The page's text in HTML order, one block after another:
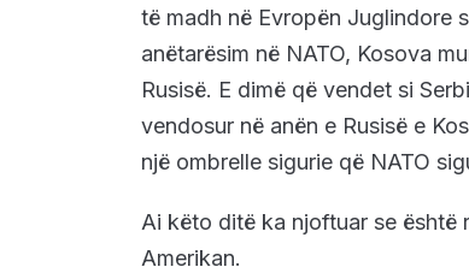
të madh në Evropën Juglindore
anëtarësim në NATO, Kosova
Rusisë. E dimë që vendet si
vendosur në anën e Rusisë e
një ombrelle sigurie që NATO
Ai këto ditë ka njoftuar se është
Amerikan.